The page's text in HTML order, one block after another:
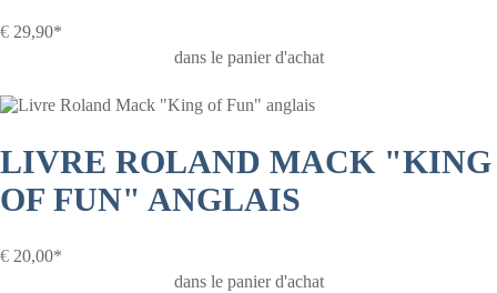
€ 29,90*
dans le panier d'achat
LIVRE ROLAND MACK "KING
OF FUN" ANGLAIS
€ 20,00*
dans le panier d'achat